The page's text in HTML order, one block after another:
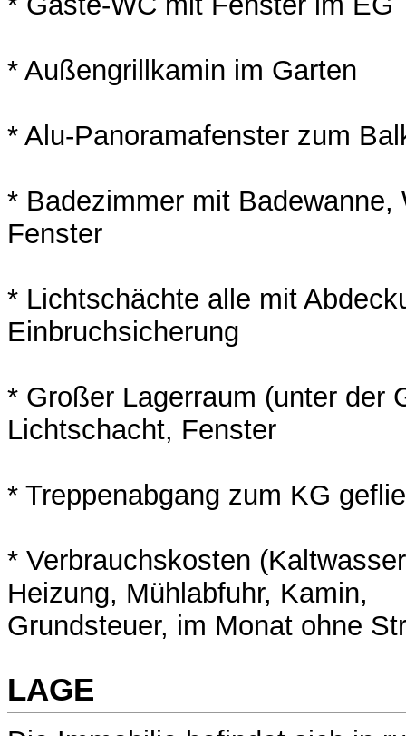
* Außengrillkamin im Garten
* Alu-Panoramafenster zum
* Badezimmer mit Badewanne,
Fenster
* Lichtschächte alle mit
Einbruchsicherung
* Großer Lagerraum (unter der
Lichtschacht, Fenster
* Treppenabgang zum KG
* Verbrauchskosten
Heizung, Mühlabfuhr, Kamin,
Grundsteuer, im Monat ohne
LAGE